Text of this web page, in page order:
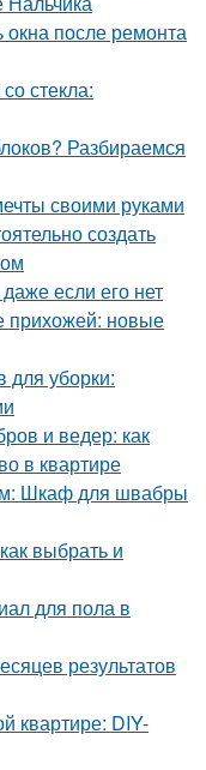
окна после ремонта
стекла:
Разбираемся
своими руками
создать
если его нет
прихожей: новые
для уборки:
и ведер: как
в квартире
Шкаф для швабры
выбрать и
для пола в
результатов
квартире: DIY-